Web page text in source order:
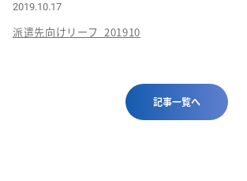
2019.10.17
派遣先向けリーフ_201910
記事一覧へ